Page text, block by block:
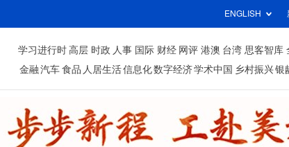
ENGLISH
学习进行时 高层 时政 人事 国际 财经 网评 港澳 台湾 思客智库
金融 汽车 食品 人居生活信息化数字经济学术中国 乡村振兴银